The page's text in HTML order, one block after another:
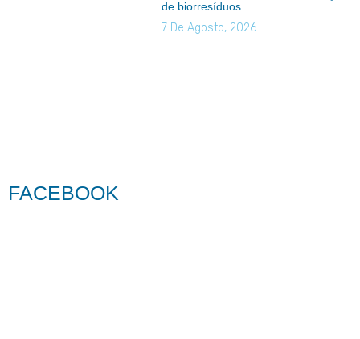
de biorresíduos
7 De Agosto, 2026
FACEBOOK